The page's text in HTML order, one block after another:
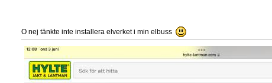
O nej tänkte inte installera elverket i min elbuss